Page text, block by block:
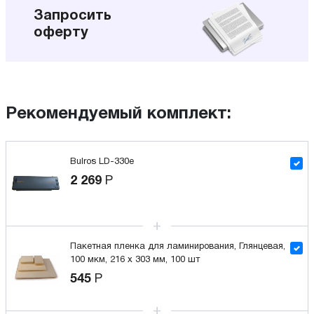
Запросить
оферту
Рекомендуемый комплект:
Bulros LD-330e
2 269 Р
Пакетная пленка для ламинирования, Глянцевая,
100 мкм, 216 x 303 мм, 100 шт
545 Р